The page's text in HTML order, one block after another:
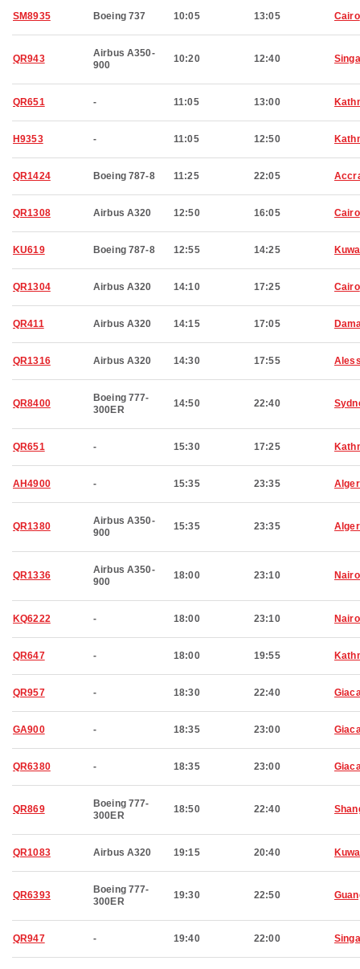
SM8935 Boeing 737 10:05 13:05 Cairo
QR943
Airbus A350-
900
10:20 12:40
QR651 - 11:05 13:00
H9353 - 11:05 12:50
QR1424 Boeing 787-8 11:25 22:05
QR1308 Airbus A320 12:50 16:05 Cairo
KU619 Boeing 787-8 12:55 14:25
QR1304 Airbus A320 14:10 17:25 Cairo
QR411 Airbus A320 14:15 17:05
QR1316 Airbus A320 14:30 17:55
QR8400
Boeing 777-
300ER
14:50 22:40
QR651 - 15:30 17:25
AH4900 - 15:35 23:35
QR1380
Airbus A350-
900
15:35 23:35
QR1336
Airbus A350-
900
18:00 23:10
KQ6222 - 18:00 23:10
QR647 - 18:00 19:55
QR957 - 18:30 22:40
GA900 - 18:35 23:00
QR6380 - 18:35 23:00
QR869
Boeing 777-
300ER
18:50 22:40
QR1083 Airbus A320 19:15 20:40
QR6393
Boeing 777-
300ER
19:30 22:50
QR947 - 19:40 22:00